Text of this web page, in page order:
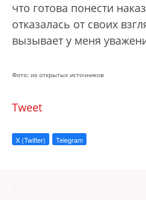
что готова понести
отказалась от своих
вызывает у меня
Фото: из открытых источников
Tweet
X (Twitter) Telegram